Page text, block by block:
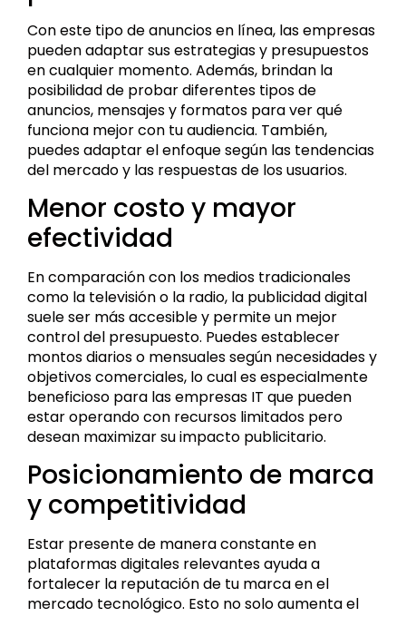
Con este tipo de anuncios en línea, las empresas
pueden adaptar sus estrategias y presupuestos
en cualquier momento. Además, brindan la
posibilidad de probar diferentes tipos de
anuncios, mensajes y formatos para ver qué
funciona mejor con tu audiencia. También,
puedes adaptar el enfoque según las tendencias
del mercado y las respuestas de los usuarios.
Menor costo y mayor
efectividad
En comparación con los medios tradicionales
como la televisión o la radio, la publicidad digital
suele ser más accesible y permite un mejor
control del presupuesto. Puedes establecer
montos diarios o mensuales según necesidades y
objetivos comerciales, lo cual es especialmente
beneficioso para las empresas IT que pueden
estar operando con recursos limitados pero
desean maximizar su impacto publicitario.
Posicionamiento de marca
y competitividad
Estar presente de manera constante en
plataformas digitales relevantes ayuda a
fortalecer la reputación de tu marca en el
mercado tecnológico. Esto no solo aumenta el